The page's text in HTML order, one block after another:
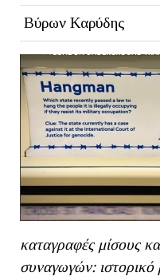
Βύρων Καρύδης
καταγραφές μίσους
συναγωγών: